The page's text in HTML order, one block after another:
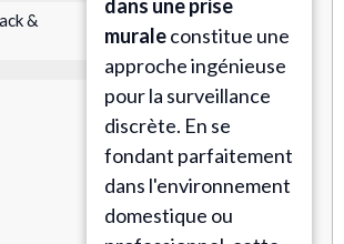
&
dans une prise
muraleconstitue une
approche ingénieuse
pour la surveillance
discrète. En se
fondant parfaitement
dans l'environnement
domestique ou